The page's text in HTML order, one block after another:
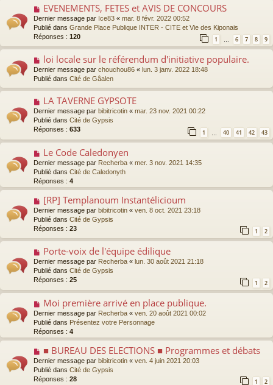
a
g
e
a
u
m
e
s
s
g
e
N
u
v
e
a
m
e
s
s
a
g
e
EVENEMENTS, FETES et AVIS DE CONCOURS
Dernier message par Ice83 « mar. 8 févr. 2022 00:52
Publié dans Grande Place Publique INTER - CITE et Vie des Kiponais
Réponses : 120 1 … 6 7 8 9
N
o
u
a
u
m
e
s
s
a
g
e
loi locale sur le référendum d'initiative populaire.
Dernier message par chouchou86 « lun. 3 janv. 2022 18:48
Publié dans Cité de Gâalen
N
o
u
v
a
m
e
s
s
g
e
LA TAVERNE GYPSOTE
Dernier message par bibitricotin « mar. 23 nov. 2021 00:22
Publié dans Cité de Gypsis
Réponses : 633 1 40 41 42 43
N
u
v
e
a
u
m
e
s
s
g
e
Le Code Caledonyen
Dernier message par Recherba « mer. 3 nov. 2021 14:35
Publié dans Cité de Caledonyth
Réponses : 4
N
o
u
v
e
a
m
e
s
s
a
g
e
[RP] Templanoum Instantélicioum
Dernier message par bibitricotin « ven. 8 oct. 2021 23:18
Publié dans Cité de Gypsis
Réponses : 23 1 2
N
u
v
a
m
e
s
s
a
g
e
Porte-voix de l'équipe édilique
Dernier message par Recherba « lun. 30 août 2021 21:18
Publié dans Cité de Gypsis
Réponses : 25 1 2
N
u
v
e
u
m
e
s
Moi première arrivé en place publique.
Dernier message par Recherba « ven. 20 août 2021 00:02
Publié dans Présentez votre Personnage
Réponses : 4
N
u
v
■ BUREAU DES ELECTIONS ■ Programmes et débats
Dernier message par bibitricotin « ven. 4 juin 2021 20:03
Publié dans Cité de Gypsis
Réponses : 28 1 2